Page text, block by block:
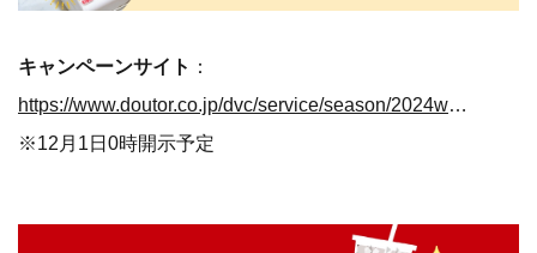
キャンペーンサイト ：
https://www.doutor.co.jp/dvc/service/season/2024winter/index.html
※12月1日0時開示予定